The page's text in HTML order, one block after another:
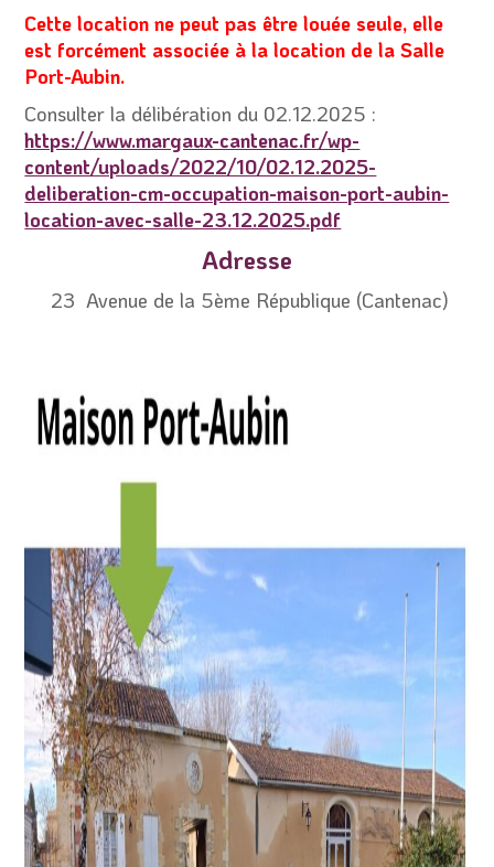
Cette location ne peut pas être louée seule, elle
est forcément associée à la location de la Salle
Port-Aubin.
Consulter la délibération du 02.12.2025 :
https://www.margaux-cantenac.fr/wp-
content/uploads/2022/10/02.12.2025-
deliberation-cm-occupation-maison-port-aubin-
location-avec-salle-23.12.2025.pdf
Adresse
23 Avenue de la 5ème République (Cantenac)